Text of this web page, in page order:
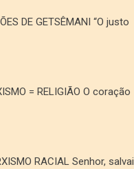
DE GETSÊMANI “O justo
= RELIGIÃO O coração
RACIAL Senhor, salvai